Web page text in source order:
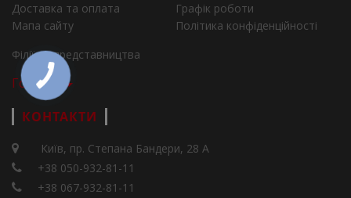
Доставка та оплата
Графік роботи
Мапа сайту
Політика конфіденційності
Філії та представництва
Города
КОНТАКТИ
Київ, пр. Степана Бандери, 28 А
+38 050-932-81-11
+38 067-932-81-11